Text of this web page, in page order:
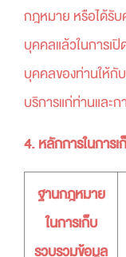
กฎหมาย หรือได้รั
บุคคลแล้วในการเ
บุคคลของท่านให้กั
บริการแก่ท่านและ
4. หลักการในการ
ฐานกฎหมาย
ในการเก็บ
รวบรวมข้อมูล